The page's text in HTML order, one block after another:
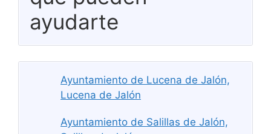
ayudarte
Ayuntamiento de Lucena de Jalón,
Lucena de Jalón
Ayuntamiento de Salillas de Jalón,